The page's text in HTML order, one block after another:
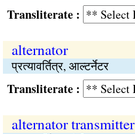
:
alternator
प्रत्यावर्तित्र, आल्टर्नेटर
:
alternator transmitter